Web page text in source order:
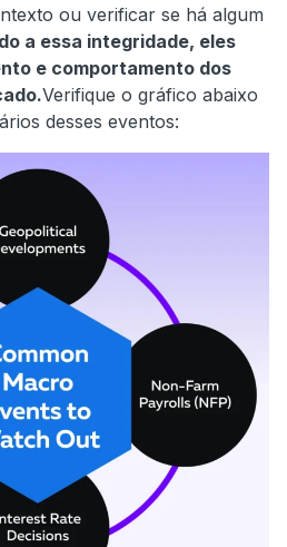
ou verificar se há algum
a essa integridade, eles
e comportamento dos
Verifique o gráfico abaixo
desses eventos: